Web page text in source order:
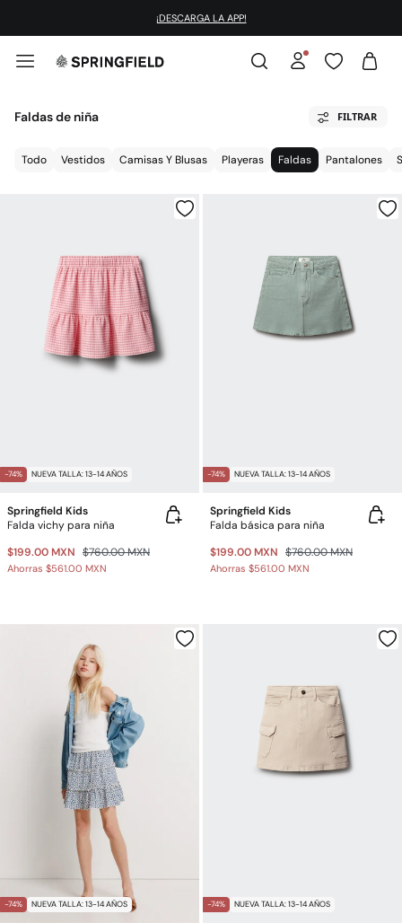
¡DESCARGA LA APP!
Faldas de niña FILTRAR
Todo Vestidos Camisas Y Blusas Playeras Faldas Pantalones
-74% NUEVA TALLA: 13-14 AÑOS
Springfield Kids
Falda vichy para niña
$199.00 MXN $760.00 MXN
Ahorras $561.00 MXN
-74% NUEVA TALLA: 13-14 AÑOS
Springfield Kids
Falda básica para niña
$199.00 MXN $760.00 MXN
Ahorras $561.00 MXN
-74% NUEVA TALLA: 13-14 AÑOS -74% NUEVA TALLA: 13-14 AÑOS